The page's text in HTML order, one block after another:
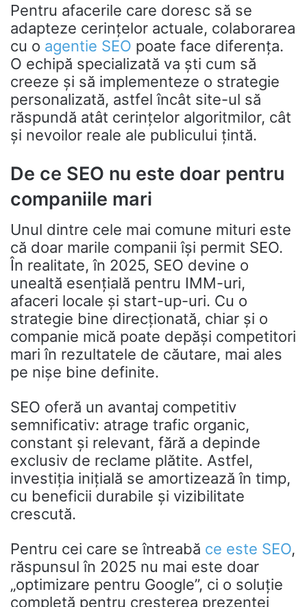
Pentru afacerile care doresc să se
adapteze cerințelor actuale, colaborarea
cu o agentie SEO poate face diferența.
O echipă specializată va ști cum să
creeze și să implementeze o strategie
personalizată, astfel încât site-ul să
răspundă atât cerințelor algoritmilor, cât
și nevoilor reale ale publicului țintă.
De ce SEO nu este doar pentru
companiile mari
Unul dintre cele mai comune mituri este
că doar marile companii își permit SEO.
În realitate, în 2025, SEO devine o
unealtă esențială pentru IMM-uri,
afaceri locale și start-up-uri. Cu o
strategie bine direcționată, chiar și o
companie mică poate depăși competitori
mari în rezultatele de căutare, mai ales
pe nișe bine definite.
SEO oferă un avantaj competitiv
semnificativ: atrage trafic organic,
constant și relevant, fără a depinde
exclusiv de reclame plătite. Astfel,
investiția inițială se amortizează în timp,
cu beneficii durabile și vizibilitate
crescută.
Pentru cei care se întreabă ce este SEO,
răspunsul în 2025 nu mai este doar
„optimizare pentru Google”, ci o soluție
completă pentru creșterea prezenței